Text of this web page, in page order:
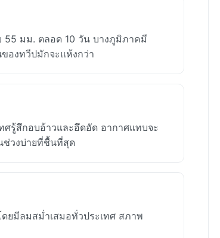
55 มม. ตลอด 10 วัน บางภูมิภาคมี
องทวีปมักจะแห้งกว่า
ศรู้สึกอบอ้าวและอึดอัด อากาศแทบจะ
ช่วงบ่ายที่ชื้นที่สุด
ยมีลมสม่ำเสมอทั่วประเทศ สภาพ